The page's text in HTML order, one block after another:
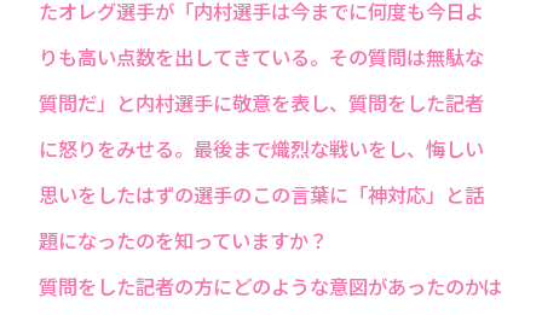
たオレグ選手が「内村選手は今までに何度も今日よ
りも高い点数を出してきている。その質問は無駄な
質問だ」と内村選手に敬意を表し、質問をした記者
に怒りをみせる。最後まで熾烈な戦いをし、悔しい
思いをしたはずの選手のこの言葉に「神対応」と話
題になったのを知っていますか？
質問をした記者の方にどのような意図があったのかは